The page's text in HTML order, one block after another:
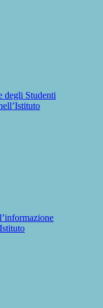
degli Studenti